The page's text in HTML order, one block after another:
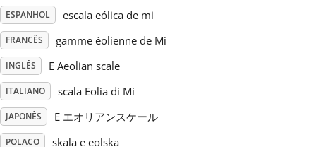
Українська
ESPANHOL escala eólica de mi
FRANCÊS gamme éolienne de Mi
INGLÊS E Aeolian scale
ITALIANO scala Eolia di Mi
JAPONÊS E エオリアンスケール
POLACO skala e eolska